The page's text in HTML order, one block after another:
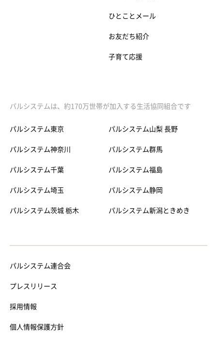
ひとことメール
お友だち紹介
子育て応援
パルシステムは、約170万世帯が加入する生活協同組合です
パルシステム東京
パルシステム神奈川
パルシステム千葉
パルシステム埼玉
パルシステム茨城 栃木
パルシステム山梨 長野
パルシステム群馬
パルシステム福島
パルシステム静岡
パルシステム新潟ときめき
パルシステム連合会
プレスリリース
採用情報
個人情報保護方針